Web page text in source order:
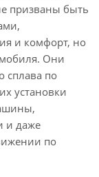
призваны быть
и комфорт, но
Они
сплава по
установки
и даже
по